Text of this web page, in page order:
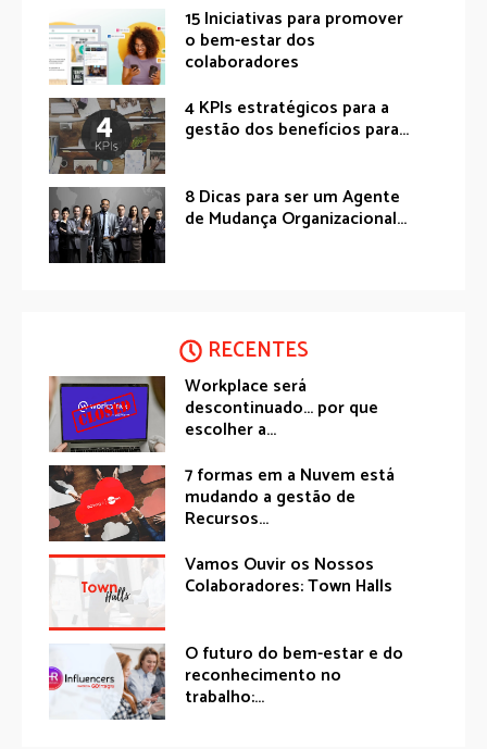
15 Iniciativas para promover
o bem-estar dos
colaboradores
4 KPIs estratégicos para a
gestão dos benefícios para...
8 Dicas para ser um Agente
de Mudança Organizacional...
RECENTES
Workplace será
descontinuado… por que
escolher a...
7 formas em a Nuvem está
mudando a gestão de
Recursos...
Vamos Ouvir os Nossos
Colaboradores: Town Halls
O futuro do bem-estar e do
reconhecimento no
trabalho:...